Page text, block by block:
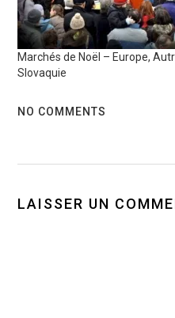
Marchés de Noël – Europe,
Slovaquie
NO COMMENTS
LAISSER UN